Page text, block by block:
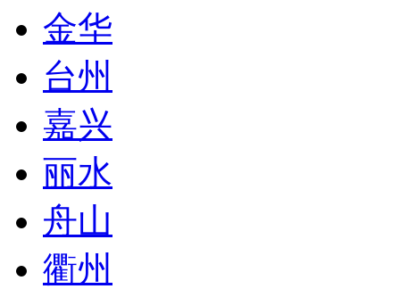
金华
台州
嘉兴
丽水
舟山
衢州